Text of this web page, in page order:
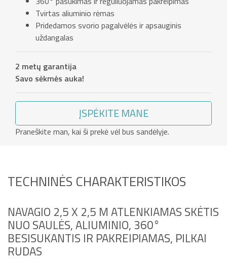
Tvirtas aliuminio rėmas
Pridedamos svorio pagalvėlės ir apsauginis
uždangalas
2 metų garantija
Savo sėkmės auka!
ĮSPĖKITE MANE
Praneškite man, kai ši prekė vėl bus sandėlyje.
TECHNINĖS CHARAKTERISTIKOS
NAVAGIO 2,5 X 2,5 M ATLENKIAMAS SKĖTIS
NUO SAULĖS, ALIUMINIO, 360°
BESISUKANTIS IR PAKREIPIAMAS, PILKAI
RUDAS